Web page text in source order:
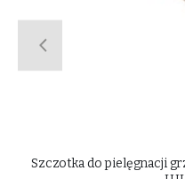
Szczotka do mokrego